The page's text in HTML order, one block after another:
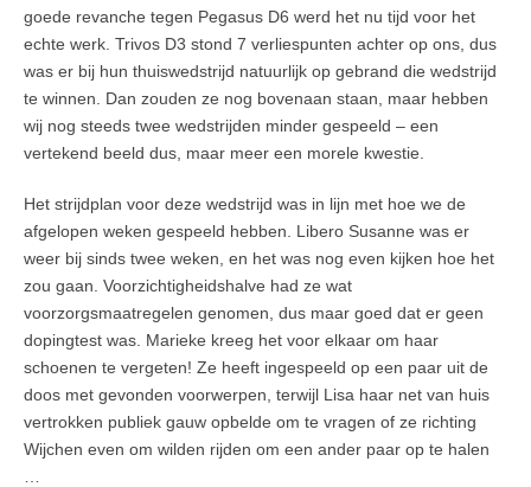
goede revanche tegen Pegasus D6 werd het nu tijd voor het
echte werk. Trivos D3 stond 7 verliespunten achter op ons, dus
was er bij hun thuiswedstrijd natuurlijk op gebrand die wedstrijd
te winnen. Dan zouden ze nog bovenaan staan, maar hebben
wij nog steeds twee wedstrijden minder gespeeld – een
vertekend beeld dus, maar meer een morele kwestie.
Het strijdplan voor deze wedstrijd was in lijn met hoe we de
afgelopen weken gespeeld hebben. Libero Susanne was er
weer bij sinds twee weken, en het was nog even kijken hoe het
zou gaan. Voorzichtigheidshalve had ze wat
voorzorgsmaatregelen genomen, dus maar goed dat er geen
dopingtest was. Marieke kreeg het voor elkaar om haar
schoenen te vergeten! Ze heeft ingespeeld op een paar uit de
doos met gevonden voorwerpen, terwijl Lisa haar net van huis
vertrokken publiek gauw opbelde om te vragen of ze richting
Wijchen even om wilden rijden om een ander paar op te halen